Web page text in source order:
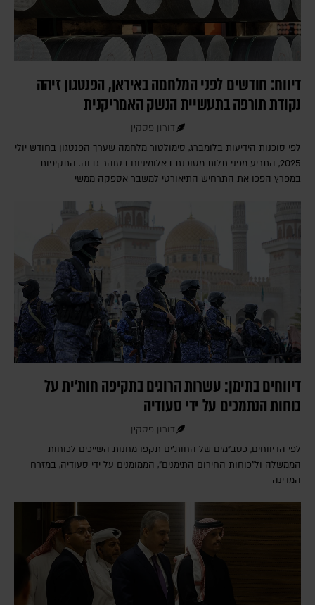
דיווח: חודשים לפני המלחמה באיראן, הפנטגון זיהה
נקודת תורפה בתעשיית הנשק האמריקנית
דורון פסקין
לפי סוכנות הידיעות בלומברג, סימולטור מלחמה שערך הפנטגון בחודש יולי
2025, התריע מפני תלות מסוכנת באלומיניום בטוהר גבוה. התקיפות
במפרץ הפכו את התרחיש התיאורטי למשבר אספקה ממשי
דיווחים בתימן: עשרות הרוגים בתקיפה חות'ית על
כוחות הנתמכים על ידי סעודיה
דורון פסקין
לפי הדיווחים, כטב"מים של החות'ים תקפו מחנות השייכים לכוחות
הממשלה ול"כוחות החירום התימנים", הממומנים על ידי סעודיה, במזרח
המדינה